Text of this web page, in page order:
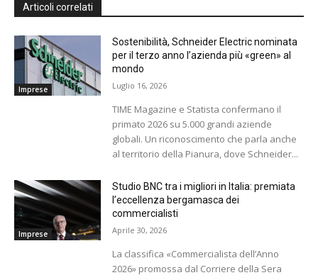
Articoli correlati
Imprese
Sostenibilità, Schneider Electric nominata
per il terzo anno l’azienda più «green» al
mondo
Luglio 16, 2026
TIME Magazine e Statista confermano il
primato 2026 su 5.000 grandi aziende
globali. Un riconoscimento che parla anche
al territorio della Pianura, dove Schneider...
Imprese
Studio BNC tra i migliori in Italia: premiata
l’eccellenza bergamasca dei
commercialisti
Aprile 30, 2026
La classifica «Commercialista dell’Anno
2026» promossa dal Corriere della Sera